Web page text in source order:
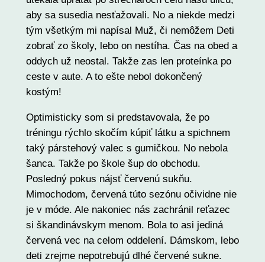
aby sa susedia nesťažovali. No a niekde medzi
tým všetkým mi napísal Muž, či nemôžem Deti
zobrať zo školy, lebo on nestíha. Čas na obed a
oddych už neostal. Takže zas len proteínka po
ceste v aute. A to ešte nebol dokončený
kostým!
Optimisticky som si predstavovala, že po
tréningu rýchlo skočím kúpiť látku a spichnem
taký párstehový valec s gumičkou. No nebola
šanca. Takže po škole šup do obchodu.
Posledný pokus nájsť červenú sukňu.
Mimochodom, červená túto sezónu očividne nie
je v móde. Ale nakoniec nás zachránil reťazec
si škandinávskym menom. Bola to asi jediná
červená vec na celom oddelení. Dámskom, lebo
deti zrejme nepotrebujú dlhé červené sukne.